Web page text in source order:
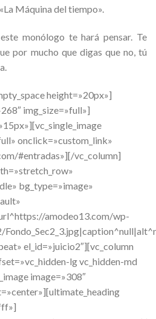
Máquina del tiempo».
monólogo te hará pensar. Te
por mucho que digas que no, tú
height=»20px»]
img_size=»full»]
onclick=»custom_link»
#entradas»][/vc_column]
bg_type=»image»
amodeo13.com/wp-
el_id=»juicio2″][vc_column
lg vc_hidden-md
image=»308″